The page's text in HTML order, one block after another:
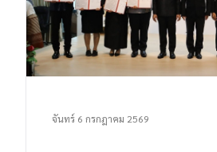
จันทร์ 6 กรกฎาคม 2569